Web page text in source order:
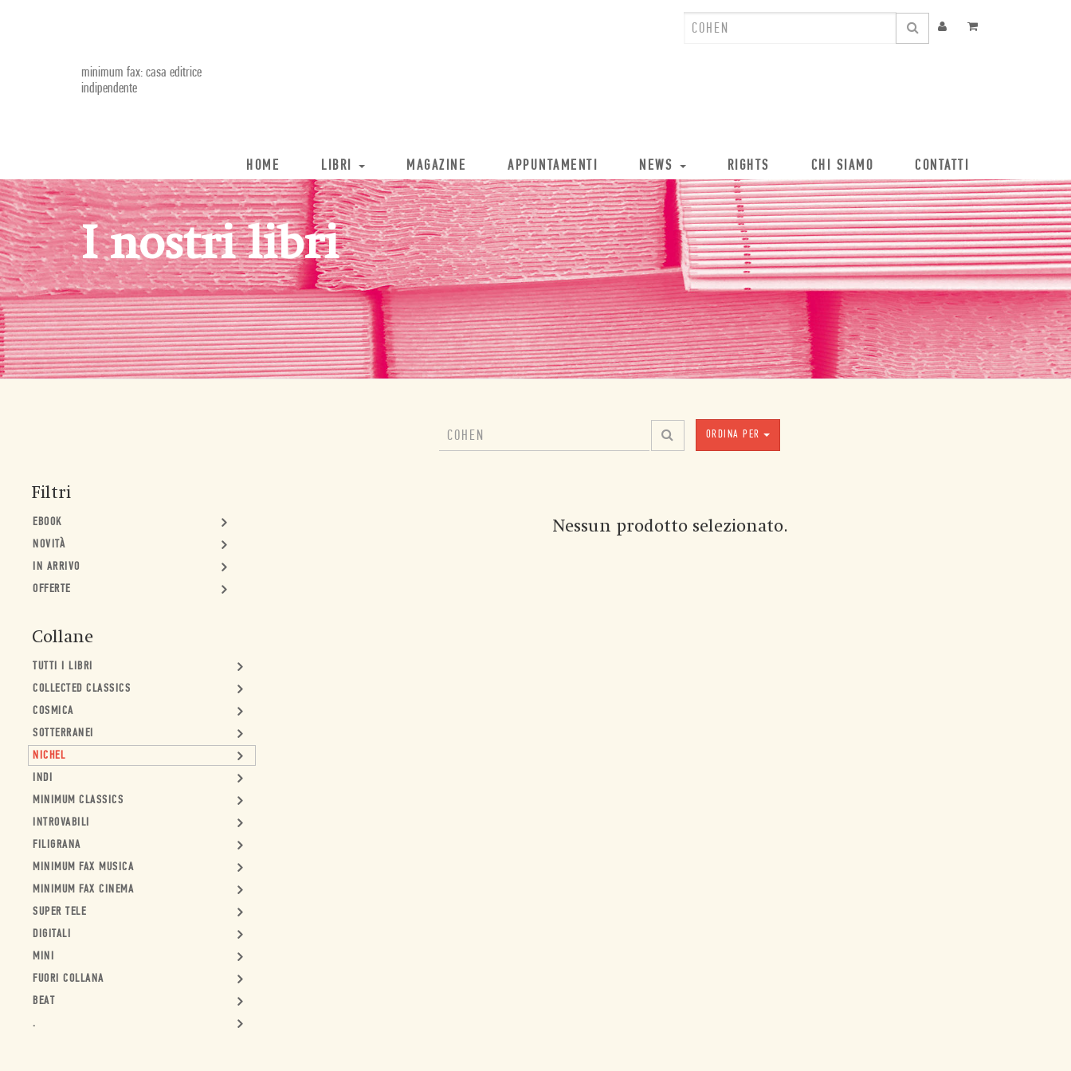
minimum fax: casa editrice
indipendente
HOME LIBRI MAGAZINE APPUNTAMENTI NEWS RIGHTS CHI SIAMO CONTATTI
I nostri libri
ORDINA PER
Filtri
EBOOK
NOVITÀ
IN ARRIVO
OFFERTE
Collane
TUTTI I LIBRI
COLLECTED CLASSICS
COSMICA
SOTTERRANEI
NICHEL
INDI
MINIMUM CLASSICS
INTROVABILI
FILIGRANA
MINIMUM FAX MUSICA
MINIMUM FAX CINEMA
SUPER TELE
DIGITALI
MINI
FUORI COLLANA
BEAT
.
Nessun prodotto selezionato.